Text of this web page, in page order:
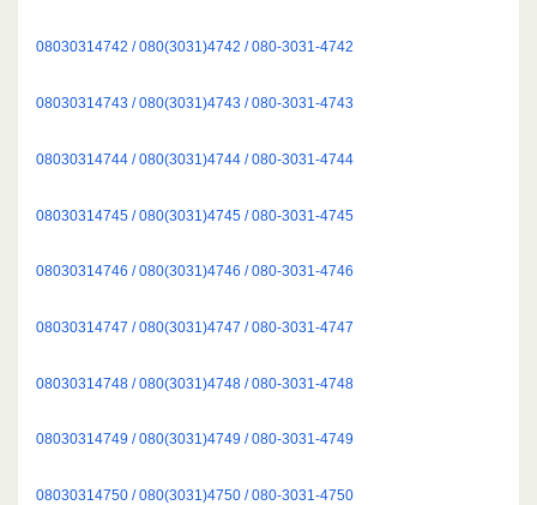
08030314742 / 080(3031)4742 / 080-3031-4742
08030314743 / 080(3031)4743 / 080-3031-4743
08030314744 / 080(3031)4744 / 080-3031-4744
08030314745 / 080(3031)4745 / 080-3031-4745
08030314746 / 080(3031)4746 / 080-3031-4746
08030314747 / 080(3031)4747 / 080-3031-4747
08030314748 / 080(3031)4748 / 080-3031-4748
08030314749 / 080(3031)4749 / 080-3031-4749
08030314750 / 080(3031)4750 / 080-3031-4750